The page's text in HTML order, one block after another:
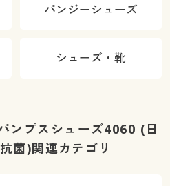
パンジーシューズ
シューズ・靴
ンプスシューズ4060 (日
菌)関連カテゴリ